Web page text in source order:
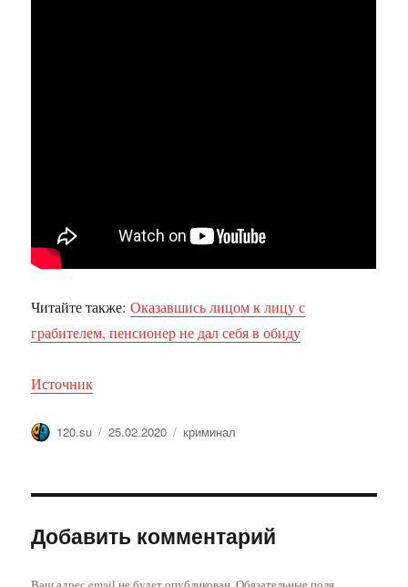
Читайте также:Оказавшись лицом к лицу с
грабителем, пенсионер не дал себя в обиду
Источник
Автор
120.su Опубликовано
25.02.2020 Метки
криминал
Добавить комментарий